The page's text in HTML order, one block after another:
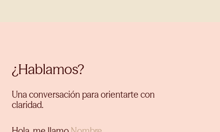
¿Hablamos?
Una conversación para orientarte con
claridad.